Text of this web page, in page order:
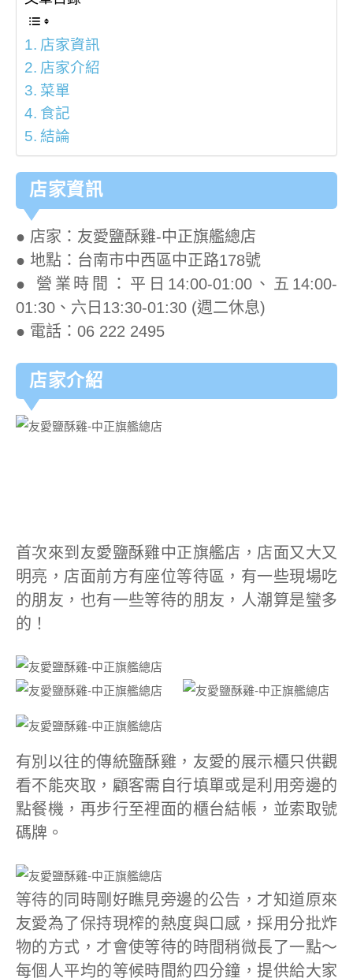
店家資訊
店家介紹
菜單
食記
結論
店家資訊
● 店家：友愛鹽酥雞-中正旗艦總店
● 地點：台南市中西區中正路178號
● 營業時間：平日14:00-01:00、五14:00-
01:30、六日13:30-01:30 (週二休息)
● 電話：06 222 2495
店家介紹
首次來到友愛鹽酥雞中正旗艦店，店面又大又
明亮，店面前方有座位等待區，有一些現場吃
的朋友，也有一些等待的朋友，人潮算是蠻多
的！
有別以往的傳統鹽酥雞，友愛的展示櫃只供觀
看不能夾取，顧客需自行填單或是利用旁邊的
點餐機，再步行至裡面的櫃台結帳，並索取號
碼牌。
等待的同時剛好瞧見旁邊的公告，才知道原來
友愛為了保持現榨的熱度與口感，採用分批炸
物的方式，才會使等待的時間稍微長了一點～
每個人平均的等候時間約四分鐘，提供給大家